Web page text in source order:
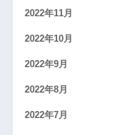
2022年11月
2022年10月
2022年9月
2022年8月
2022年7月